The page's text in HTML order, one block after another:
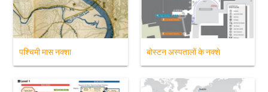
पश्चिमी मास नक्शा बोस्टन अस्पतालों के नक्शे